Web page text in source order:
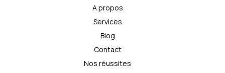
A propos
Services
Blog
Contact
Nos réussites